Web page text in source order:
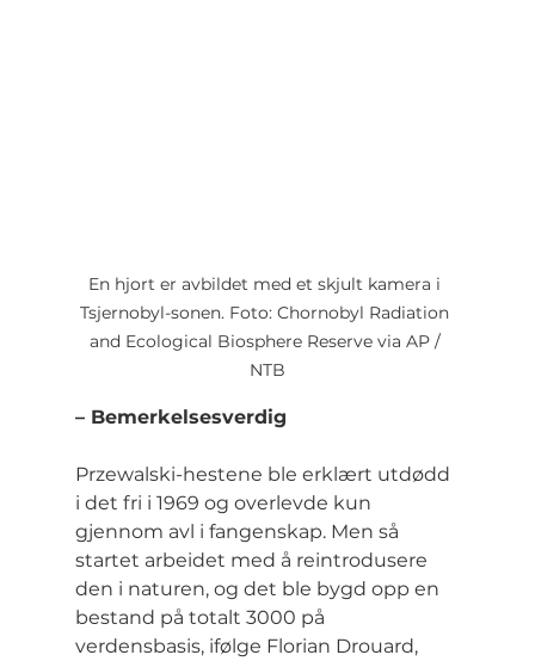
En hjort er avbildet med et skjult kamera i
Tsjernobyl-sonen. Foto: Chornobyl Radiation
and Ecological Biosphere Reserve via AP /
NTB
– Bemerkelsesverdig
Przewalski-hestene ble erklært utdødd
i det fri i 1969 og overlevde kun
gjennom avl i fangenskap. Men så
startet arbeidet med å reintrodusere
den i naturen, og det ble bygd opp en
bestand på totalt 3000 på
verdensbasis, ifølge Florian Drouard,